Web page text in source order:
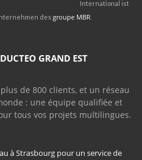
International ist
des groupe MBR
GRAND EST
de 800 clients, et un réseau
: une équipe qualifiée et
tous vos projets multilingues.
à Strasbourg pour un service de